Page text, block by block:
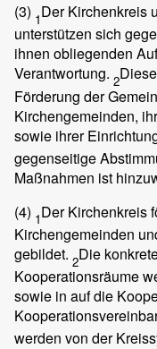
(3) 1Der Kirchenkreis
unterstützen sich
ihnen obliegenden
Verantwortung. 2
Förderung der
Kirchengemeinden,
sowie ihrer
gegenseitige
Maßnahmen ist
(4) 1Der Kirchenkreis
Kirchengemeinden
gebildet. 2Die
Kooperationsräume
sowie in auf die
werden von der